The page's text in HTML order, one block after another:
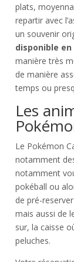
plats,
repartir avec
un souvenir
disponible
manière très
de manière
temps ou
Les
Le Pokémon
notamment
notamment
pokéball ou
de pré-
mais aussi de
sur, la caisse
peluches.